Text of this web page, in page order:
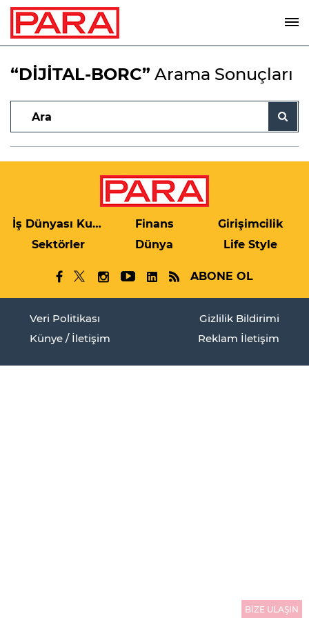
“DİJİTAL-BORC” Arama Sonuçları
İş Dünyası Kulis Finans
Girişimcilik
Sektörler
Dünya Life Style
ABONE OL
Veri Politikası
Gizlilik Bildirimi
Künye / İletişim
Reklam İletişim
BİZE ULAŞIN